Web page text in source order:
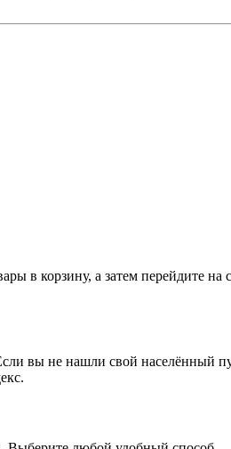
в корзину, а затем перейдите
вы не нашли свой населённый